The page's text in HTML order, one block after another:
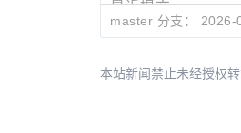
最近提交:
6095372a avfilter/
9347affa
avcodec/
master 分支： 2026-
本站新闻禁止未经授权